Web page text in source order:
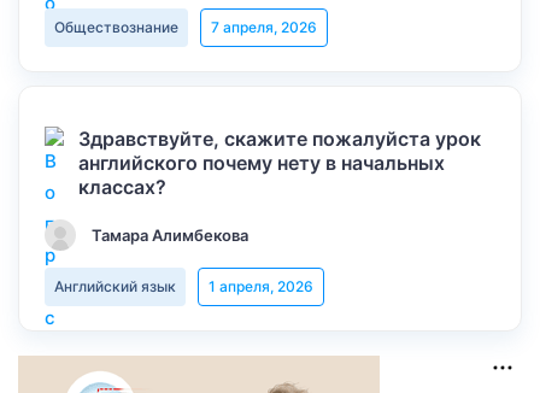
Обществознание 7 апреля, 2026
Здравствуйте, скажите пожалуйста урок
английского почему нету в начальных
классах?
Тамара Алимбекова
Английский язык 1 апреля, 2026